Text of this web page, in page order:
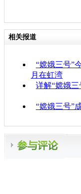
相关报道
“嫦娥三号”
月在虹湾
详解“嫦娥
“嫦娥三号”